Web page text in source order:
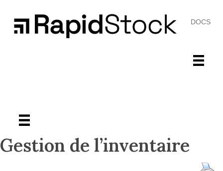
DOCS
Gestion de l’inventaire